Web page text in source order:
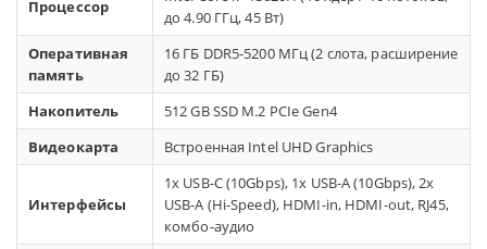
Процессор
до 4.90 ГГц, 45 Вт)
Оперативная
память
16 ГБ DDR5-5200 МГц (2 слота, расширение
до 32 ГБ)
Накопитель
512 GB SSD M.2 PCIe Gen4
Видеокарта
Встроенная Intel UHD Graphics
Интерфейсы
1x USB-C (10Gbps), 1x USB-A (10Gbps), 2x
USB-A (Hi-Speed), HDMI-in, HDMI-out, RJ45,
комбо-аудио